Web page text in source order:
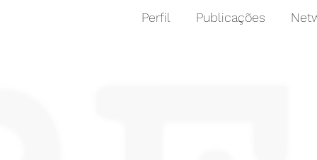
Perfil Publicações